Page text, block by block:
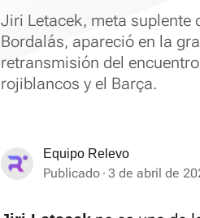
Jiri Letacek, meta suplente
Bordalás, apareció en la
retransmisión del
rojiblancos y el Barça.
Equipo Relevo
Publicado 3 de abril de